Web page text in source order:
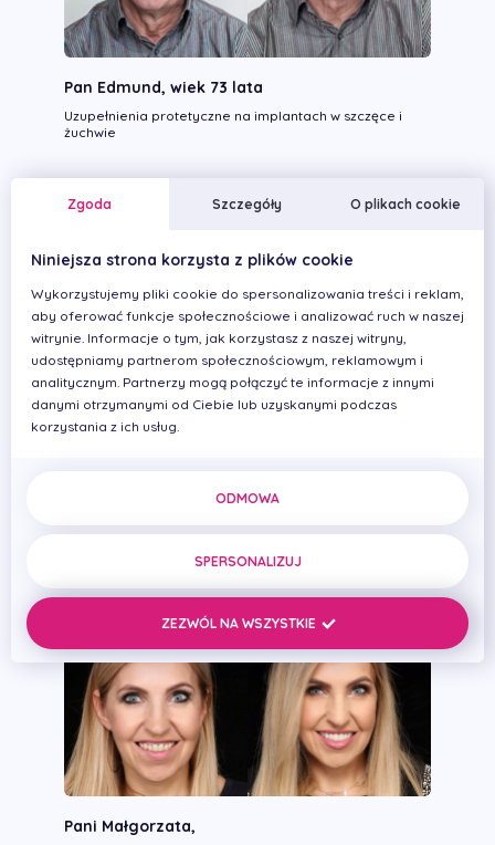
Pan Edmund, wiek 73 lata
Uzupełnienia protetyczne na implantach w szczęce i
żuchwie
Pan Jarosław,
Badanie tomograficzne, Skany, Sesje fotograficzne,
Natychmiastowe obciążenie implantów w żuchwie
mostu tymczasowego na most cyrkonowy po
Pani Małgorzata,
Zgoda Szczegóły O plikach cookie
Niniejsza strona korzysta z plików cookie
Wykorzystujemy pliki cookie do spersonalizowania treści i reklam,
aby oferować funkcje społecznościowe i analizować ruch w naszej
witrynie. Informacje o tym, jak korzystasz z naszej witryny,
udostępniamy partnerom społecznościowym, reklamowym i
analitycznym. Partnerzy mogą połączyć te informacje z innymi
danymi otrzymanymi od Ciebie lub uzyskanymi podczas
korzystania z ich usług.
ODMOWA
SPERSONALIZUJ
ZEZWÓL NA WSZYSTKIE